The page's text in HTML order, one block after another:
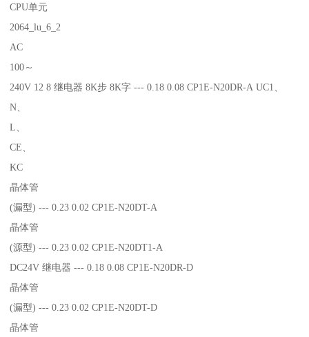
CPU单元
2064_lu_6_2
AC
100～
240V 12 8 继电器 8K步 8K字 --- 0.18 0.08 CP1E-N20DR-A UC1、
N、
L、
CE、
KC
晶体管
(漏型) --- 0.23 0.02 CP1E-N20DT-A
晶体管
(源型) --- 0.23 0.02 CP1E-N20DT1-A
DC24V 继电器 --- 0.18 0.08 CP1E-N20DR-D
晶体管
(漏型) --- 0.23 0.02 CP1E-N20DT-D
晶体管